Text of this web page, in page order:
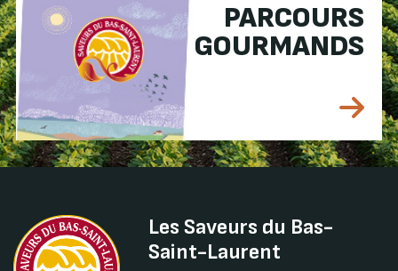
PARCOURS
GOURMANDS
Les Saveurs du Bas-
Saint-Laurent